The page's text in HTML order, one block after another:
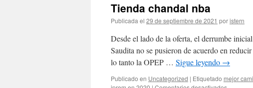
Tienda chandal nba
Publicada el 29 de septiembre de 2021 poristern
Desde el lado de la oferta, el derrumbe
Saudita no se pusieron de acuerdo en
lo tanto la OPEP … Sigue leyendo →
Publicado en Uncategorized | Etiquetado mejor